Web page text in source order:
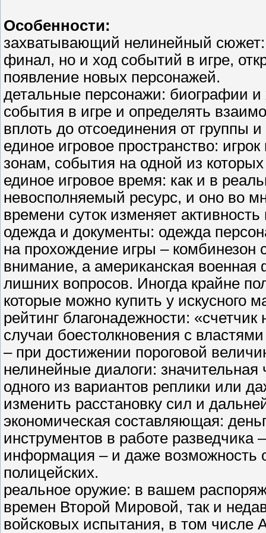
Oсобенности:
захватывающий нелинейный сюжет:
финал, но и ход событий в игре,
появление новых персонажей.
детальные персонажи: биографии и
события в игре и определять
вплоть до отсоединения от группы
единое игровое пространство:
зонам, события на одной из
единое игровое время: как и в
невосполняемый ресурс, и оно во
времени суток изменяет
одежда и документы: одежда
на прохождение игры – комбинезон
внимание, а американская военная
лишних вопросов. Иногда крайне
которые можно купить у искусного
рейтинг благонадежности:
случаи боестолкновения с
– при достижении пороговой
нелинейные диалоги:
одного из вариантов реплики или
изменить расстановку сил и
экономическая составляющая:
инструментов в работе
информация – и даже возможность
полицейских.
реальное оружие: в вашем
времен Второй Мировой, так и
войсковых испытания, в том